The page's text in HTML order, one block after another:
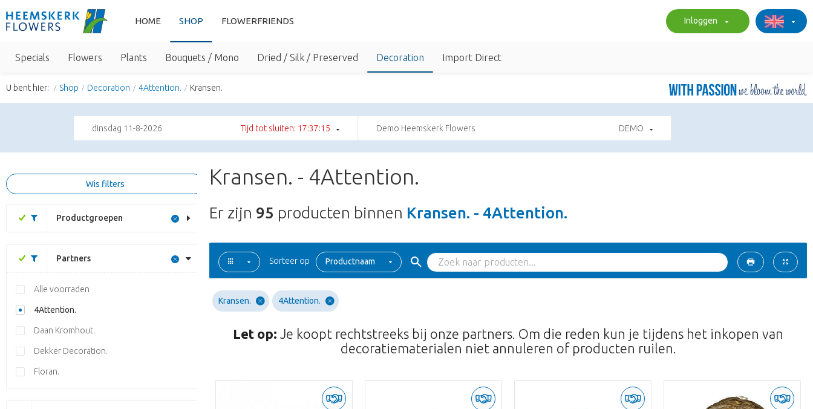
HOME SHOP FLOWERFRIENDS Inloggen
Specials Flowers Plants Bouquets / Mono Dried / Silk / Preserved Decoration Import Direct
U bent hier: Shop Decoration 4Attention. Kransen.
dinsdag 11-8-2026 Tijd tot sluiten: 17:37:14 Demo Heemskerk Flowers DEMO
Wis filters
Productgroepen
Partners
Alle voorraden
4Attention.
Daan Kromhout.
Dekker Decoration.
Floran.
Kransen. - 4Attention.
Er zijn 95 producten binnen Kransen. - 4Attention.
Sorteer op Productnaam
Kransen. 4Attention.
Let op: Je koopt rechtstreeks bij onze partners. Om die reden kun je tijdens het inkopen van
decoratiematerialen niet annuleren of producten ruilen.